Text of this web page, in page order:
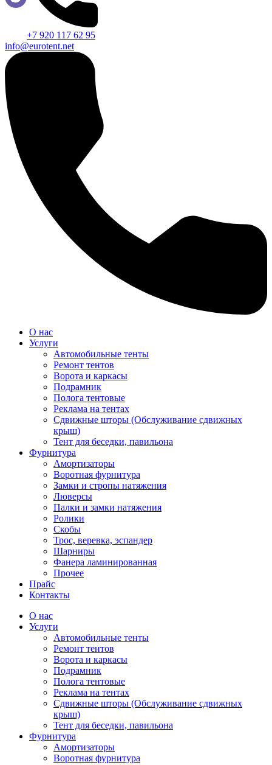
+7 920 117 62 95
info@eurotent.net
О нас
Услуги
Автомобильные тенты
Ремонт тентов
Ворота и каркасы
Подрамник
Полога тентовые
Реклама на тентах
Сдвижные шторы (Обслуживание сдвижных
крыш)
Тент для беседки, павильона
Фурнитура
Амортизаторы
Воротная фурнитура
Замки и стропы натяжения
Люверсы
Палки и замки натяжения
Ролики
Скобы
Трос, веревка, эспандер
Шарниры
Фанера ламинированная
Прочее
Прайс
Контакты
О нас
Услуги
Автомобильные тенты
Ремонт тентов
Ворота и каркасы
Подрамник
Полога тентовые
Реклама на тентах
Сдвижные шторы (Обслуживание сдвижных
крыш)
Тент для беседки, павильона
Фурнитура
Амортизаторы
Воротная фурнитура